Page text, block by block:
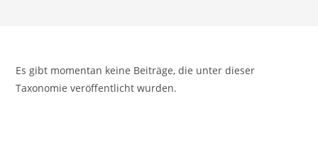
Es gibt momentan keine Beiträge, die unter dieser
Taxonomie veröffentlicht wurden.